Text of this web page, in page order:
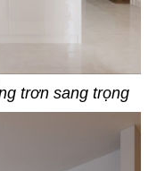
trơn sang trọng